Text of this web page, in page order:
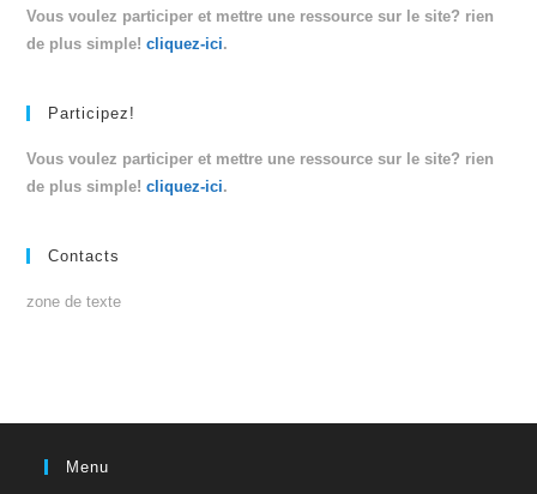
Vous voulez participer et mettre une ressource sur le site? rien
de plus simple!cliquez-ici.
Participez!
Vous voulez participer et mettre une ressource sur le site? rien
de plus simple!cliquez-ici.
Contacts
zone de texte
Menu